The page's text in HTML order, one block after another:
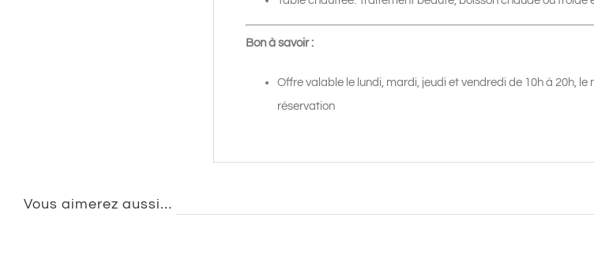
Bon à savoir :
Offre valable le lundi, mardi, jeudi et vendredi de 10h à 20h,
réservation
Vous aimerez aussi…